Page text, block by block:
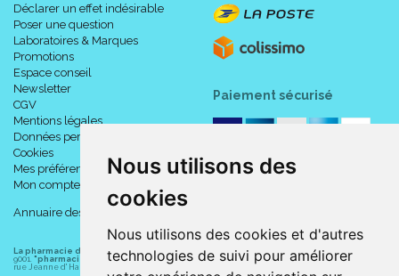
Nous utilisons des
cookies
Nous utilisons des cookies et d'autres
technologies de suivi pour améliorer
Déclarer un effet indésirable
Poser une question
Laboratoires & Marques
Promotions
Espace conseil
Newsletter
CGV
Mentions légales
Données personnelles
Cookies
Mes préférences Cookies
Mon compte
Annuaire des pharmacies
Paiement sécurisé
La pharmacie du centre à Albert
(80300) est une pharmacie française certifiée ISO
9001. "pharmacie-du-centre-albert.fr " est le site internet de la pharmacie du centre
rue Jeanne d' Harcourt, 80300 Albert.